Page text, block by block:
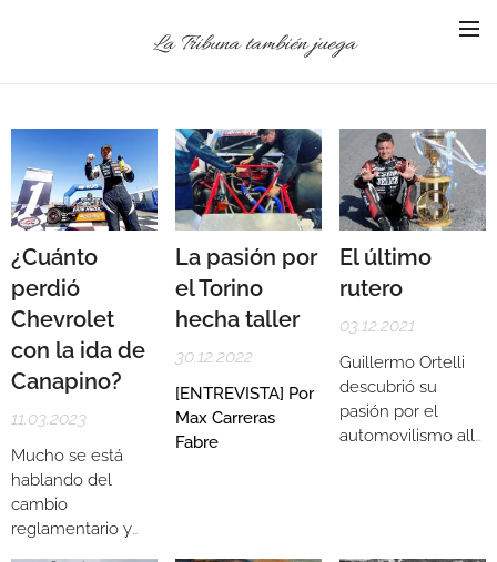
La Tribuna también juega
¿Cuánto
perdió
Chevrolet
con la ida de
Canapino?
11.03.2023
Mucho se está
hablando del
cambio
reglamentario y
La pasión por
el Torino
hecha taller
30.12.2022
[ENTREVISTA] Por
Max Carreras
Fabre
El último
rutero
03.12.2021
Guillermo Ortelli
descubrió su
pasión por el
automovilismo allá
inferiores de Club